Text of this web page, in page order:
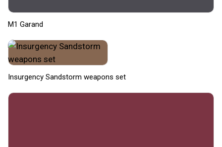
M1 Garand
Insurgency Sandstorm weapons set